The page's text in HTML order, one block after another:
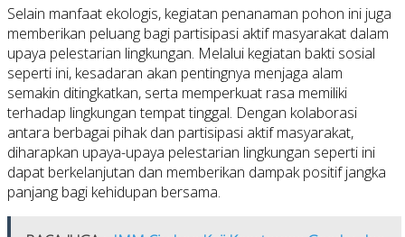
Selain manfaat ekologis, kegiatan penanaman pohon ini juga
memberikan peluang bagi partisipasi aktif masyarakat dalam
upaya pelestarian lingkungan. Melalui kegiatan bakti sosial
seperti ini, kesadaran akan pentingnya menjaga alam
semakin ditingkatkan, serta memperkuat rasa memiliki
terhadap lingkungan tempat tinggal. Dengan kolaborasi
antara berbagai pihak dan partisipasi aktif masyarakat,
diharapkan upaya-upaya pelestarian lingkungan seperti ini
dapat berkelanjutan dan memberikan dampak positif jangka
panjang bagi kehidupan bersama.